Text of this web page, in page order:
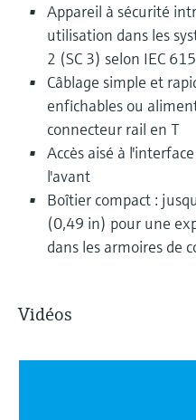
Appareil à sécurité
utilisation dans les
2 (SC 3) selon IEC
Câblage simple et
enfichables ou
connecteur rail en T
Accès aisé à
l'avant
Boîtier compact :
(0,49 in) pour une
dans les armoires de
Vidéos